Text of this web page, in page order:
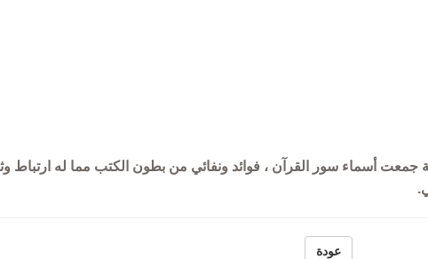
جمعت أسماء سور القرآن ، فوائد ونفائي من بطون الكتب مما له ارتباط
عودة
الشطرنج